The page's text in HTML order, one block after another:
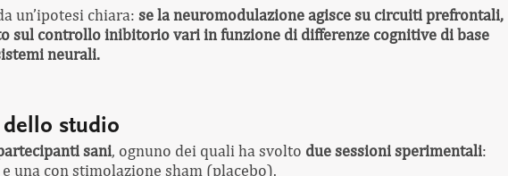
un’ipotesi chiara: se la neuromodulazione agisce su circuiti prefrontali,
sul controllo inibitorio vari in funzione di differenze cognitive di base
neurali.
studio
sani, ognuno dei quali ha svolto due sessioni sperimentali:
una con stimolazione sham (placebo).